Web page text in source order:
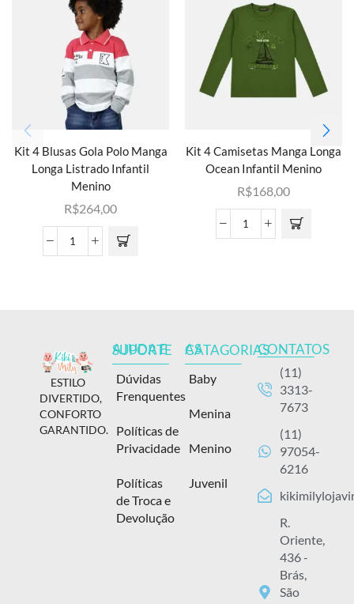
Kit 4 Blusas Gola Polo Manga
Longa Listrado Infantil
Menino
R$264,00
Kit 4 Camisetas Manga Longa
Ocean Infantil Menino
R$168,00
ESTILO
DIVERTIDO,
CONFORTO
GARANTIDO.
AJUDA E SUPORTE
Dúvidas
Frenquentes
Políticas de
Privacidade
Políticas
de Troca e
Devolução
AS CATAGORIAS
Baby
Menina
Menino
Juvenil
CONTATOS
(11)
3313-
7673
(11)
97054-
6216
R.
Oriente,
436 -
Brás,
São